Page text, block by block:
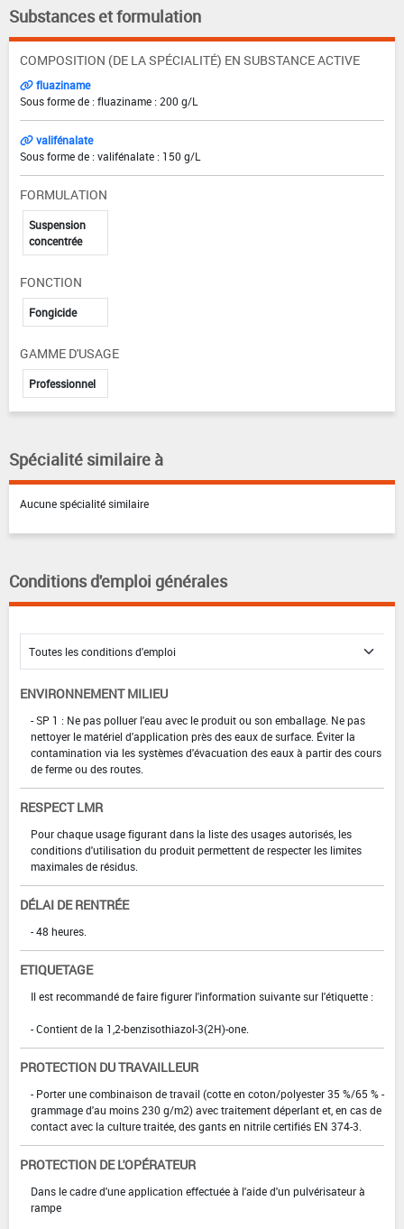
Substances et formulation
COMPOSITION (DE LA SPÉCIALITÉ) EN SUBSTANCE ACTIVE
fluaziname
Sous forme de : fluaziname : 200 g/L
valifénalate
Sous forme de : valifénalate : 150 g/L
FORMULATION
Suspension
concentrée
FONCTION
Fongicide
GAMME D'USAGE
Professionnel
Spécialité similaire à
Aucune spécialité similaire
Conditions d'emploi générales
ENVIRONNEMENT MILIEU
- SP 1 : Ne pas polluer l'eau avec le produit ou son emballage. Ne pas
nettoyer le matériel d'application près des eaux de surface. Éviter la
contamination via les systèmes d'évacuation des eaux à partir des cours
de ferme ou des routes.
RESPECT LMR
Pour chaque usage figurant dans la liste des usages autorisés, les
conditions d'utilisation du produit permettent de respecter les limites
maximales de résidus.
DÉLAI DE RENTRÉE
- 48 heures.
ETIQUETAGE
Il est recommandé de faire figurer l'information suivante sur l'étiquette :
- Contient de la 1,2-benzisothiazol-3(2H)-one.
PROTECTION DU TRAVAILLEUR
- Porter une combinaison de travail (cotte en coton/polyester 35 %/65 % -
grammage d'au moins 230 g/m2) avec traitement déperlant et, en cas de
contact avec la culture traitée, des gants en nitrile certifiés EN 374-3.
PROTECTION DE L'OPÉRATEUR
Dans le cadre d'une application effectuée à l'aide d'un pulvérisateur à
rampe